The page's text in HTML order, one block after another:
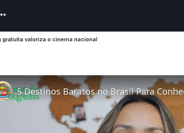
gratuita valoriza o cinema nacional